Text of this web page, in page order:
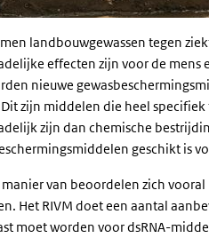
landbouwgewassen tegen
effecten zijn voor de mens
nieuwe
Dit zijn middelen die heel
zijn dan chemische
geschikt is
van beoordelen zich
Het RIVM doet een aantal
moet worden voor dsRNA-